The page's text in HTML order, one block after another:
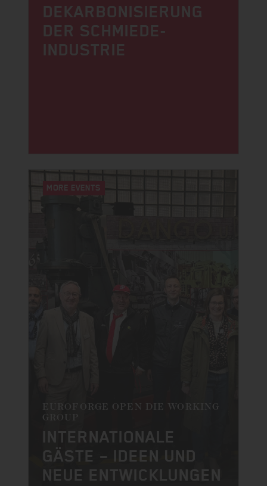
DEKARBONI­SIERUNG
DER SCHMIEDE­
INDUSTRIE
MORE EVENTS
EUROFORGE OPEN DIE WORKING
GROUP
INTERNATIONALE
GÄSTE – IDEEN UND
NEUE ENTWICKLUNGEN